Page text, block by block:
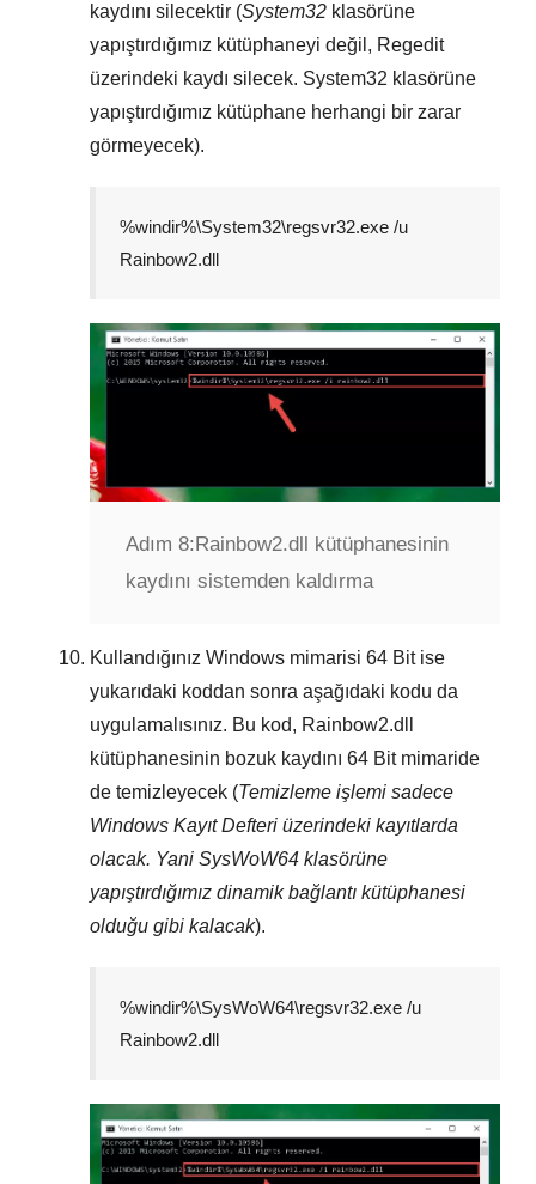
kaydını silecektir (System32 klasörüne
yapıştırdığımız kütüphaneyi değil, Regedit
üzerindeki kaydı silecek. System32 klasörüne
yapıştırdığımız kütüphane herhangi bir zarar
görmeyecek).
%windir%\System32\regsvr32.exe /u
Rainbow2.dll
Adım 8:Rainbow2.dll kütüphanesinin
kaydını sistemden kaldırma
Kullandığınız Windows mimarisi 64 Bitise
yukarıdaki koddan sonra aşağıdaki kodu da
uygulamalısınız. Bu kod, Rainbow2.dll
kütüphanesinin bozuk kaydını 64 Bitmimaride
de temizleyecek (Temizleme işlemi sadece
Windows Kayıt Defteri üzerindeki kayıtlarda
olacak. Yani SysWoW64 klasörüne
yapıştırdığımız dinamik bağlantı kütüphanesi
olduğu gibi kalacak).
%windir%\SysWoW64\regsvr32.exe /u
Rainbow2.dll